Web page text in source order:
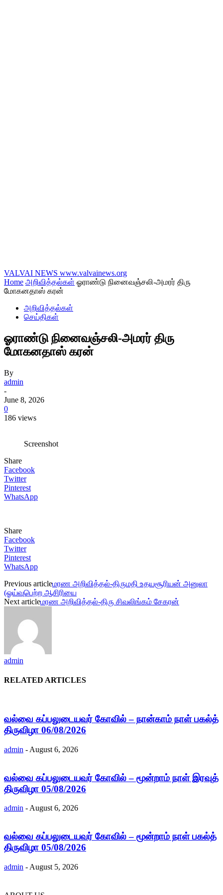
VALVAI NEWS www.valvainews.org
Home அறிவித்தல்கள் ஓராண்டு நினைவஞ்சலி-அமரர் திரு
மோகனதாஸ் கரன்
அறிவித்தல்கள்
செய்திகள்
ஓராண்டு நினைவஞ்சலி-அமரர் திரு
மோகனதாஸ் கரன்
By
admin
-
June 8, 2026
0
186 views
Screenshot
Share
Facebook
Twitter
Pinterest
WhatsApp
Share
Facebook
Twitter
Pinterest
WhatsApp
Previous articleமரண அறிவித்தல்-திருமதி உதயசூரியன் அனுலா
(ஓய்வுபெற்ற ஆசிரியை
Next articleமரண அறிவித்தல்-திரு சிவலிங்கம் சேகரன்
admin
RELATED ARTICLES
வல்வை கப்பலுடையவர் கோவில் – நான்காம் நாள் பகல்த்
திருவிழா 06/08/2026
admin - August 6, 2026
வல்வை கப்பலுடையவர் கோவில் – மூன்றாம் நாள் இரவுத்
திருவிழா 05/08/2026
admin - August 6, 2026
வல்வை கப்பலுடையவர் கோவில் – மூன்றாம் நாள் பகல்த்
திருவிழா 05/08/2026
admin - August 5, 2026